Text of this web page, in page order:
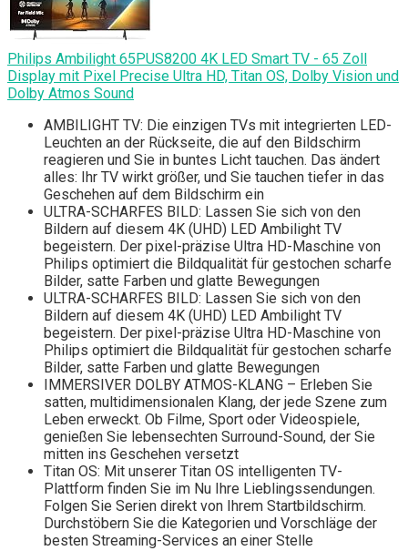
Philips Ambilight 65PUS8200 4K LED Smart TV - 65 Zoll
Display mit Pixel Precise Ultra HD, Titan OS, Dolby Vision und
Dolby Atmos Sound
AMBILIGHT TV: Die einzigen TVs mit integrierten LED-
Leuchten an der Rückseite, die auf den Bildschirm
reagieren und Sie in buntes Licht tauchen. Das ändert
alles: Ihr TV wirkt größer, und Sie tauchen tiefer in das
Geschehen auf dem Bildschirm ein
ULTRA-SCHARFES BILD: Lassen Sie sich von den
Bildern auf diesem 4K (UHD) LED Ambilight TV
begeistern. Der pixel-präzise Ultra HD-Maschine von
Philips optimiert die Bildqualität für gestochen scharfe
Bilder, satte Farben und glatte Bewegungen
ULTRA-SCHARFES BILD: Lassen Sie sich von den
Bildern auf diesem 4K (UHD) LED Ambilight TV
begeistern. Der pixel-präzise Ultra HD-Maschine von
Philips optimiert die Bildqualität für gestochen scharfe
Bilder, satte Farben und glatte Bewegungen
IMMERSIVER DOLBY ATMOS-KLANG – Erleben Sie
satten, multidimensionalen Klang, der jede Szene zum
Leben erweckt. Ob Filme, Sport oder Videospiele,
genießen Sie lebensechten Surround-Sound, der Sie
mitten ins Geschehen versetzt
Titan OS: Mit unserer Titan OS intelligenten TV-
Plattform finden Sie im Nu Ihre Lieblingssendungen.
Folgen Sie Serien direkt von Ihrem Startbildschirm.
Durchstöbern Sie die Kategorien und Vorschläge der
besten Streaming-Services an einer Stelle